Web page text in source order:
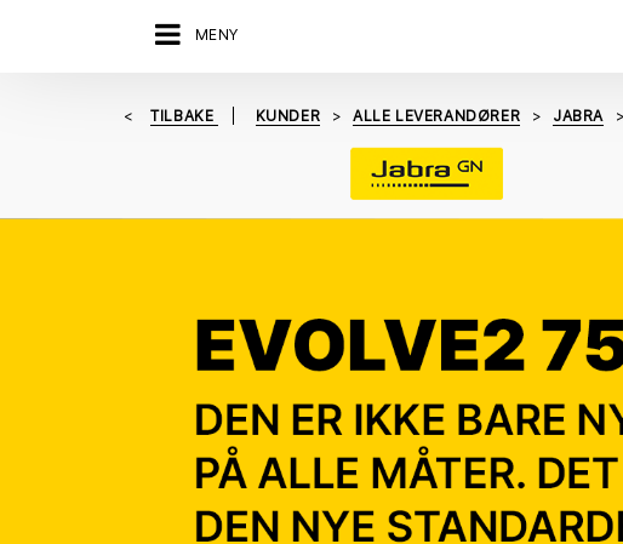
MENY
TILBAKE KUNDER ALLE LEVERANDØRER JABRA